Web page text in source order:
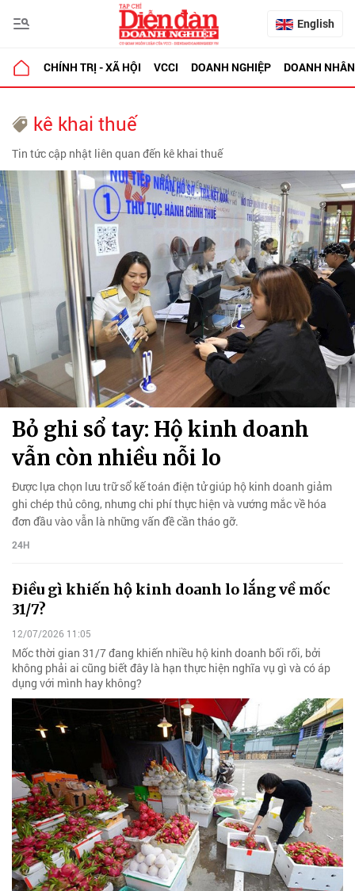
English
CHÍNH TRỊ - XÃ HỘI VCCI DOANH NGHIỆP DOANH NHÂN
kê khai thuế
Tin tức cập nhật liên quan đến kê khai thuế
Bỏ ghi sổ tay: Hộ kinh doanh
vẫn còn nhiều nỗi lo
Được lựa chọn lưu trữ sổ kế toán điện tử giúp hộ kinh doanh giảm
ghi chép thủ công, nhưng chi phí thực hiện và vướng mắc về hóa
đơn đầu vào vẫn là những vấn đề cần tháo gỡ.
24H
Điều gì khiến hộ kinh doanh lo lắng về mốc
31/7?
12/07/2026 11:05
Mốc thời gian 31/7 đang khiến nhiều hộ kinh doanh bối rối, bởi
không phải ai cũng biết đây là hạn thực hiện nghĩa vụ gì và có áp
dụng với mình hay không?